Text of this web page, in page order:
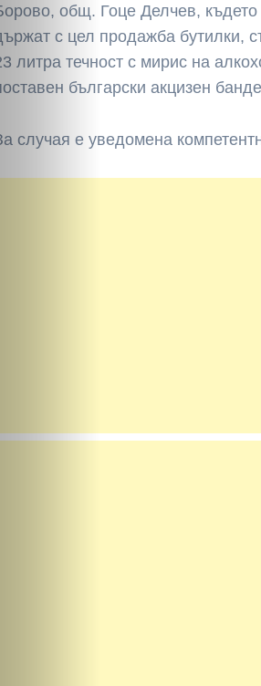
общ. Гоце Делчев, където
с цел продажба бутилки,
литра течност с мирис на
български акцизен
случая е уведомена